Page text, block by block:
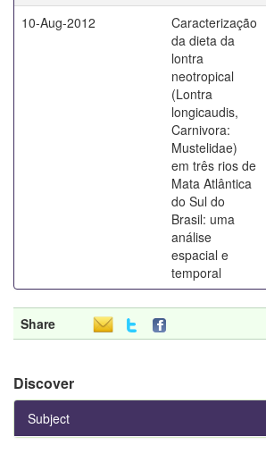
10-Aug-2012
Caracterização
da dieta da
lontra
neotropical
(Lontra
longicaudis,
Carnivora:
Mustelidae)
em três rios de
Mata Atlântica
do Sul do
Brasil: uma
análise
espacial e
temporal
Share
Discover
Subject